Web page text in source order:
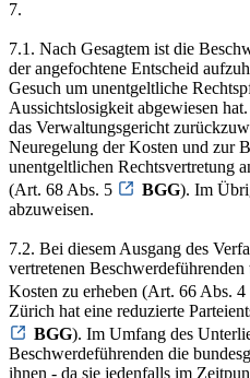
7.
7.1. Nach Gesagtem ist die
der angefochtene Entscheid
Gesuch um unentgeltliche
Aussichtslosigkeit abgewiesen
das Verwaltungsgericht
Neuregelung der Kosten und zur
unentgeltlichen Rechtsvertretung
(Art. 68 Abs. 5
BGG). Im
abzuweisen.
7.2. Bei diesem Ausgang des
vertretenen
Kosten zu erheben (Art. 66 Abs. 4
Zürich hat eine reduzierte
BGG). Im Umfang des
Beschwerdeführenden die
ihnen - da sie jedenfalls im